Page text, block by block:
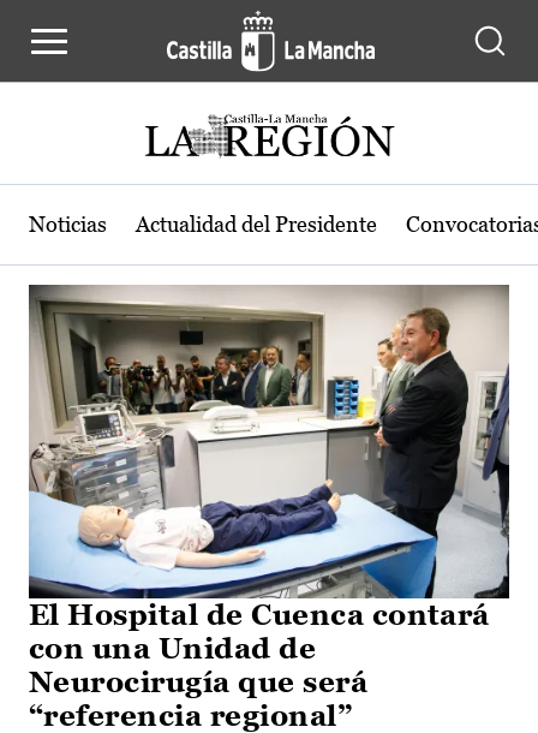
Actualidad de la región de Castilla-
Noticias Actualidad del Presidente
El Hospital de Cuenca contará
con una Unidad de
Neurocirugía que será
“referencia regional”